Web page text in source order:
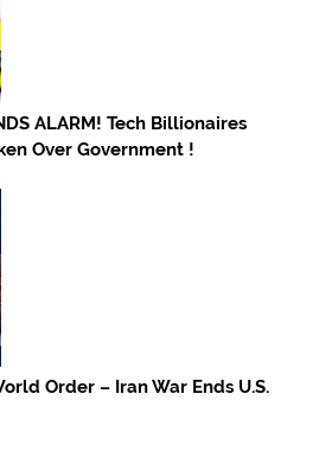
ALARM! Tech Billionaires
Over Government !
Order – Iran War Ends U.S.